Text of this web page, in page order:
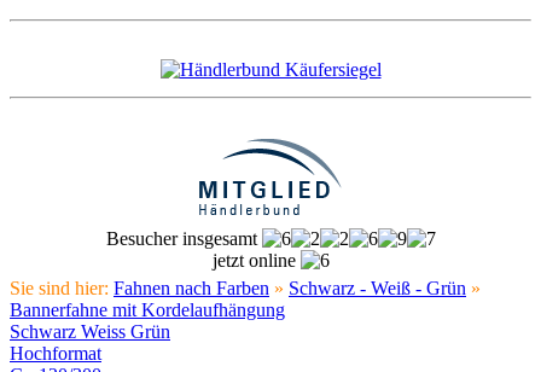
Besucher insgesamt
jetzt online
Sie sind hier: Fahnen nach Farben » Schwarz - Weiß - Grün »
Bannerfahne mit Kordelaufhängung
Schwarz Weiss Grün
Hochformat